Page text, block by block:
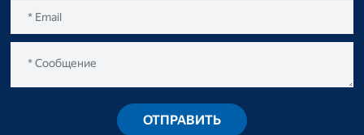
ОТПРАВИТЬ